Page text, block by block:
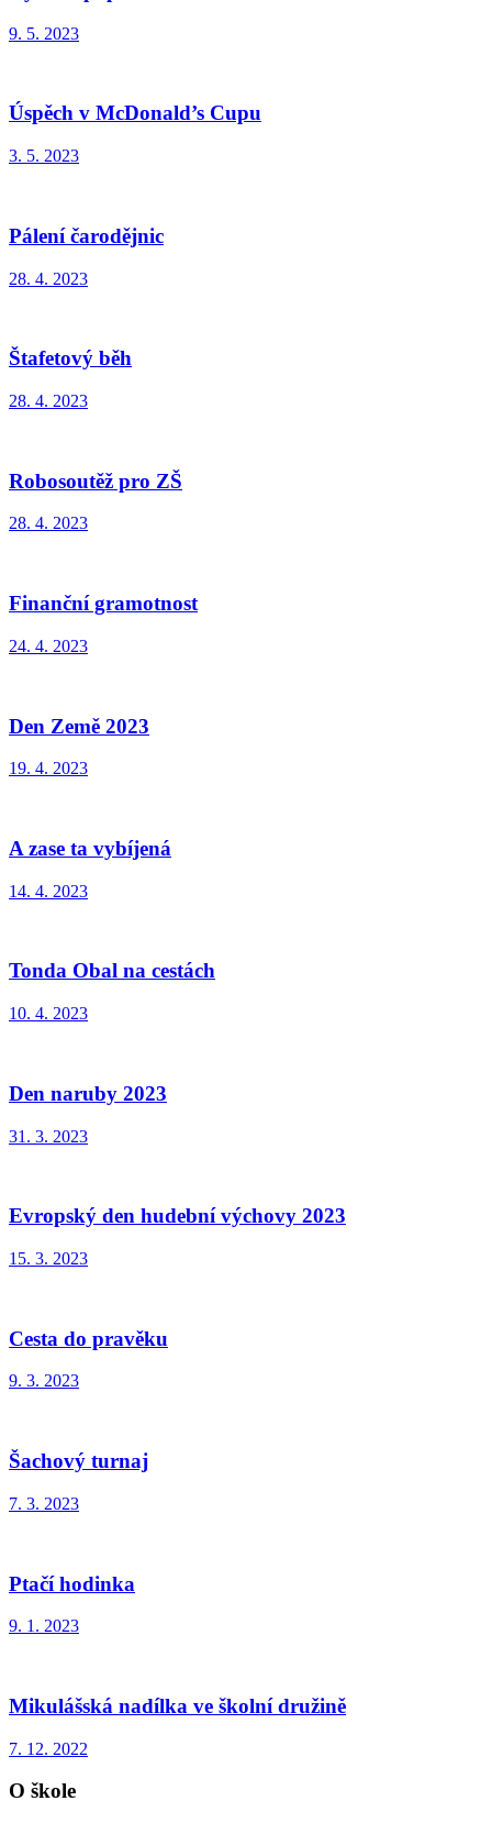
9. 5. 2023
Úspěch v McDonald’s Cupu
3. 5. 2023
Pálení čarodějnic
28. 4. 2023
Štafetový běh
28. 4. 2023
Robosoutěž pro ZŠ
28. 4. 2023
Finanční gramotnost
24. 4. 2023
Den Země 2023
19. 4. 2023
A zase ta vybíjená
14. 4. 2023
Tonda Obal na cestách
10. 4. 2023
Den naruby 2023
31. 3. 2023
Evropský den hudební výchovy 2023
15. 3. 2023
Cesta do pravěku
9. 3. 2023
Šachový turnaj
7. 3. 2023
Ptačí hodinka
9. 1. 2023
Mikulášská nadílka ve školní družině
7. 12. 2022
O škole